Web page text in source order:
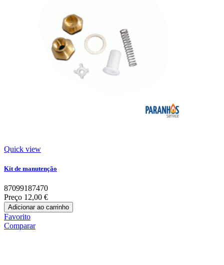
Quick view
Kit de manutenção
87099187470
Preço 12,00 €
Adicionar ao carrinho
Favorito
Comparar